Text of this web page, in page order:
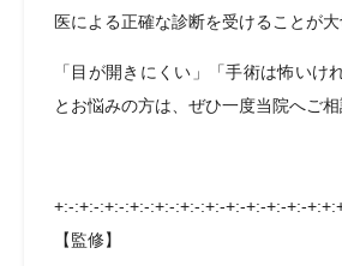
医による正確な診断を受けることが大
「目が開きにくい」「手術は怖いけ
とお悩みの方は、ぜひ一度当院へご相
+:-:+:-:+:-:+:-:+:-:+:-:+:-+:-+:-+:-+:-
【監修】